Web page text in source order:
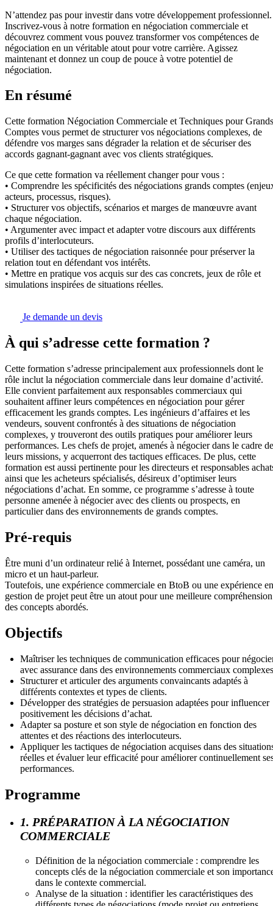
N’attendez pas pour investir dans votre développement professionnel.
Inscrivez-vous à notre formation en négociation commerciale et
découvrez comment vous pouvez transformer vos compétences de
négociation en un véritable atout pour votre carrière. Agissez
maintenant et donnez un coup de pouce à votre potentiel de
négociation.
En résumé
Cette formation Négociation Commerciale et Techniques pour Grands
Comptes vous permet de structurer vos négociations complexes, de
défendre vos marges sans dégrader la relation et de sécuriser des
accords gagnant-gagnant avec vos clients stratégiques.
Ce que cette formation va réellement changer pour vous :
• Comprendre les spécificités des négociations grands comptes
acteurs, processus, risques).
• Structurer vos objectifs, scénarios et marges de manœuvre avant
chaque négociation.
• Argumenter avec impact et adapter votre discours aux différents
profils d’interlocuteurs.
• Utiliser des tactiques de négociation raisonnée pour préserver la
relation tout en défendant vos intérêts.
• Mettre en pratique vos acquis sur des cas concrets, jeux de rôle et
simulations inspirées de situations réelles.
Je demande un devis
À qui s’adresse cette formation ?
Cette formation s’adresse principalement aux professionnels dont le
rôle inclut la négociation commerciale dans leur domaine d’activité.
Elle convient parfaitement aux responsables commerciaux qui
souhaitent affiner leurs compétences en négociation pour gérer
efficacement les grands comptes. Les ingénieurs d’affaires et les
vendeurs, souvent confrontés à des situations de négociation
complexes, y trouveront des outils pratiques pour améliorer leurs
performances. Les chefs de projet, amenés à négocier dans le cadre de
leurs missions, y acquerront des tactiques efficaces. De plus, cette
formation est aussi pertinente pour les directeurs et responsables
ainsi que les acheteurs spécialisés, désireux d’optimiser leurs
négociations d’achat. En somme, ce programme s’adresse à toute
personne amenée à négocier avec des clients ou prospects, en
particulier dans des environnements de grands comptes.
Pré-requis
Être muni d’un ordinateur relié à Internet, possédant une caméra, un
micro et un haut-parleur.
Toutefois, une expérience commerciale en BtoB ou une expérience en
gestion de projet peut être un atout pour une meilleure compréhension
des concepts abordés.
Objectifs
Maîtriser les techniques de communication efficaces pour
avec assurance dans des environnements commerciaux
Structurer et articuler des arguments convaincants adaptés à
différents contextes et types de clients.
Développer des stratégies de persuasion adaptées pour influencer
positivement les décisions d’achat.
Adapter sa posture et son style de négociation en fonction des
attentes et des réactions des interlocuteurs.
Appliquer les tactiques de négociation acquises dans des
réelles et évaluer leur efficacité pour améliorer continuellement
performances.
Programme
1. PRÉPARATION À LA NÉGOCIATION
COMMERCIALE
Définition de la négociation commerciale : comprendre les
concepts clés de la négociation commerciale et son
dans le contexte commercial.
Analyse de la situation : identifier les caractéristiques des